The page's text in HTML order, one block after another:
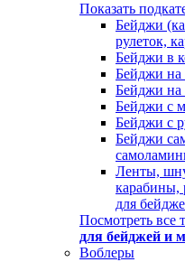
Показать
Бейджи
рулеток,
Бейджи в
Бейджи на
Бейджи на
Бейджи с
Бейджи с
Бейджи
Ленты,
карабины,
для
Посмотреть все
для бейджей и
Воблеры